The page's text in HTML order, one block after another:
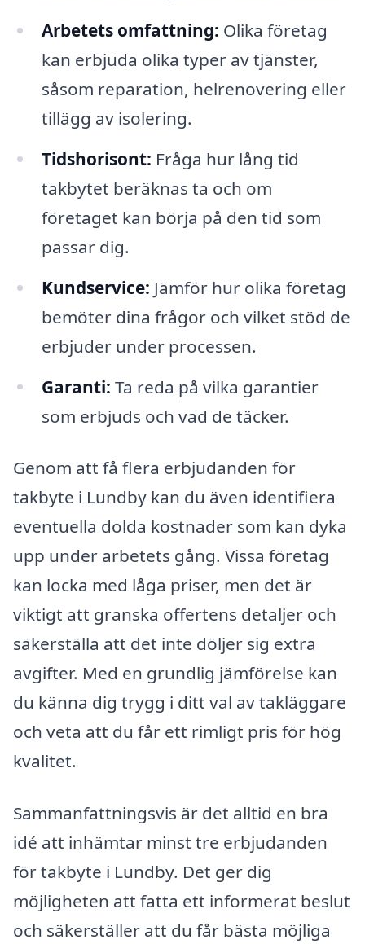
Arbetets omfattning: Olika företag
kan erbjuda olika typer av tjänster,
såsom reparation, helrenovering eller
tillägg av isolering.
Tidshorisont: Fråga hur lång tid
takbytet beräknas ta och om
företaget kan börja på den tid som
passar dig.
Kundservice: Jämför hur olika företag
bemöter dina frågor och vilket stöd de
erbjuder under processen.
Garanti: Ta reda på vilka garantier
som erbjuds och vad de täcker.
Genom att få flera erbjudanden för
takbyte i Lundby kan du även identifiera
eventuella dolda kostnader som kan dyka
upp under arbetets gång. Vissa företag
kan locka med låga priser, men det är
viktigt att granska offertens detaljer och
säkerställa att det inte döljer sig extra
avgifter. Med en grundlig jämförelse kan
du känna dig trygg i ditt val av takläggare
och veta att du får ett rimligt pris för hög
kvalitet.
Sammanfattningsvis är det alltid en bra
idé att inhämtar minst tre erbjudanden
för takbyte i Lundby. Det ger dig
möjligheten att fatta ett informerat beslut
och säkerställer att du får bästa möjliga